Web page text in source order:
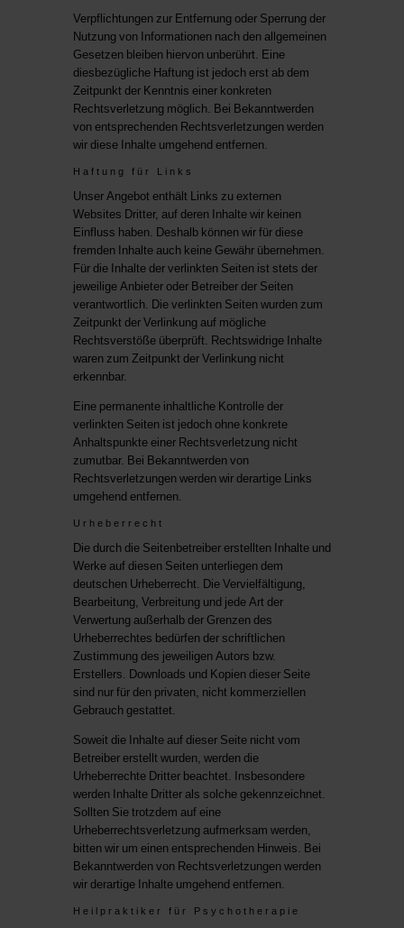
Verpflichtungen zur Entfernung oder Sperrung der
Nutzung von Informationen nach den allgemeinen
Gesetzen bleiben hiervon unberührt. Eine
diesbezügliche Haftung ist jedoch erst ab dem
Zeitpunkt der Kenntnis einer konkreten
Rechtsverletzung möglich. Bei Bekanntwerden
von entsprechenden Rechtsverletzungen werden
wir diese Inhalte umgehend entfernen.
Haftung für Links
Unser Angebot enthält Links zu externen
Websites Dritter, auf deren Inhalte wir keinen
Einfluss haben. Deshalb können wir für diese
fremden Inhalte auch keine Gewähr übernehmen.
Für die Inhalte der verlinkten Seiten ist stets der
jeweilige Anbieter oder Betreiber der Seiten
verantwortlich. Die verlinkten Seiten wurden zum
Zeitpunkt der Verlinkung auf mögliche
Rechtsverstöße überprüft. Rechtswidrige Inhalte
waren zum Zeitpunkt der Verlinkung nicht
erkennbar.
Eine permanente inhaltliche Kontrolle der
verlinkten Seiten ist jedoch ohne konkrete
Anhaltspunkte einer Rechtsverletzung nicht
zumutbar. Bei Bekanntwerden von
Rechtsverletzungen werden wir derartige Links
umgehend entfernen.
Urheberrecht
Die durch die Seitenbetreiber erstellten Inhalte und
Werke auf diesen Seiten unterliegen dem
deutschen Urheberrecht. Die Vervielfältigung,
Bearbeitung, Verbreitung und jede Art der
Verwertung außerhalb der Grenzen des
Urheberrechtes bedürfen der schriftlichen
Zustimmung des jeweiligen Autors bzw.
Erstellers. Downloads und Kopien dieser Seite
sind nur für den privaten, nicht kommerziellen
Gebrauch gestattet.
Soweit die Inhalte auf dieser Seite nicht vom
Betreiber erstellt wurden, werden die
Urheberrechte Dritter beachtet. Insbesondere
werden Inhalte Dritter als solche gekennzeichnet.
Sollten Sie trotzdem auf eine
Urheberrechtsverletzung aufmerksam werden,
bitten wir um einen entsprechenden Hinweis. Bei
Bekanntwerden von Rechtsverletzungen werden
wir derartige Inhalte umgehend entfernen.
Heilpraktiker für Psychotherapie